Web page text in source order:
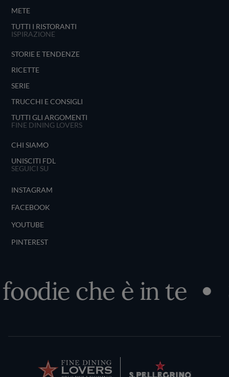
METE
TUTTI I RISTORANTI
ISPIRAZIONE
STORIE E TENDENZE
RICETTE
SERIE
TRUCCHI E CONSIGLI
TUTTI GLI ARGOMENTI
FINE DINING LOVERS
CHI SIAMO
UNISCITI FDL
SEGUICI SU
INSTAGRAM
FACEBOOK
YOUTUBE
PINTEREST
che è in te